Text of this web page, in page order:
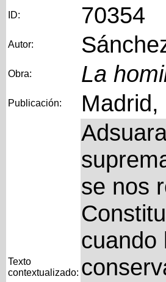
ID: 70354
Autor:
Obra: La
Publicación:
Texto
contextualizado:
se nos
cuando